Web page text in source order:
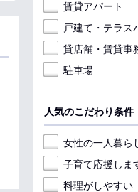
賃貸アパート
戸建て・テラス
貸店舗・賃貸事
駐車場
人気のこだわり条件
女性の一人暮ら
子育て応援しま
料理がしやすい